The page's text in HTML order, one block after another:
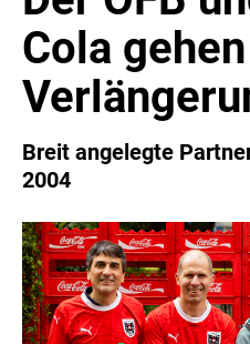
COCA-COLA HBC ÖSTERREICH
RÖMERQUELLE
ÖSTERREICHISCHE SPORTHILFE
KESCH
BARFLY'S CLUB
SPORTS MEDIA AUSTRIA
CULINARIUS
RECYCLEMICH-INITIATIVE
VIER HOCH VIER
Cola
Breit angelegte
2004